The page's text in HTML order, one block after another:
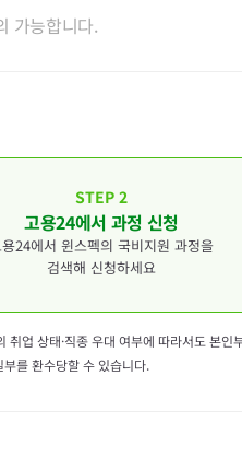
제한
시기 바랍니다.
해 주시기 바랍니다.
가능합니다.
STEP 2
고용24에서 과정 신청
24에서 윈스펙의 국비지원 과정을
검색해 신청하세요
업 상태·직종 우대 여부에 따라서도 본
를 환수당할 수 있습니다.